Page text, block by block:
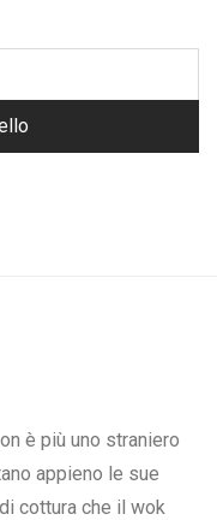
è più uno straniero
appieno le sue
cottura che il wok